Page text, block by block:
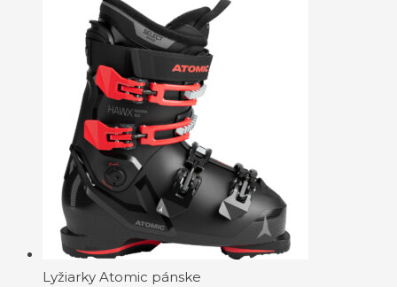
Lyžiarky Atomic pánske